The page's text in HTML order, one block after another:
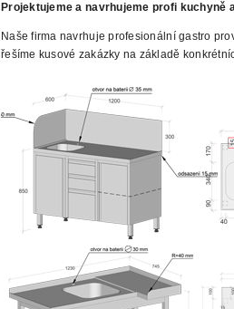
Projektujeme a navrhujeme profi kuchyně
Naše firma navrhuje profesionální gastro
řešíme kusové zakázky na základě